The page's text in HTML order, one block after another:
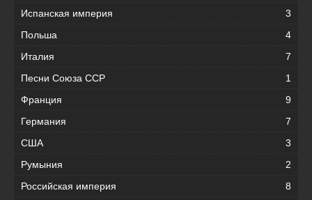
Испанская империя
3
Польша
4
Италия
7
Песни Союза ССР
1
Франция
9
Германия
7
США
3
Румыния
2
Российская империя
8